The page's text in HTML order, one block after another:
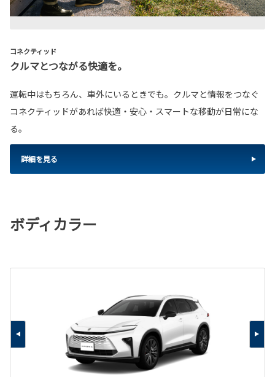
コネクティッド
クルマとつながる快適を。
運転中はもちろん、車外にいるときでも。クルマと情報をつなぐ
コネクティッドがあれば快適・安心・スマートな移動が日常にな
る。
詳細を見る
ボディカラー